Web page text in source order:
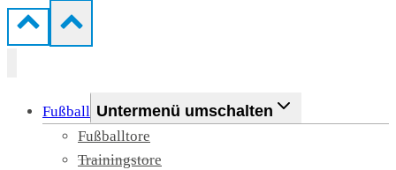
Fußball Untermenü umschalten
Fußballtore
Trainingstore